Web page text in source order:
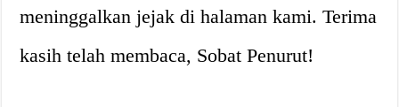
meninggalkan jejak di halaman kami. Terima
kasih telah membaca, Sobat Penurut!